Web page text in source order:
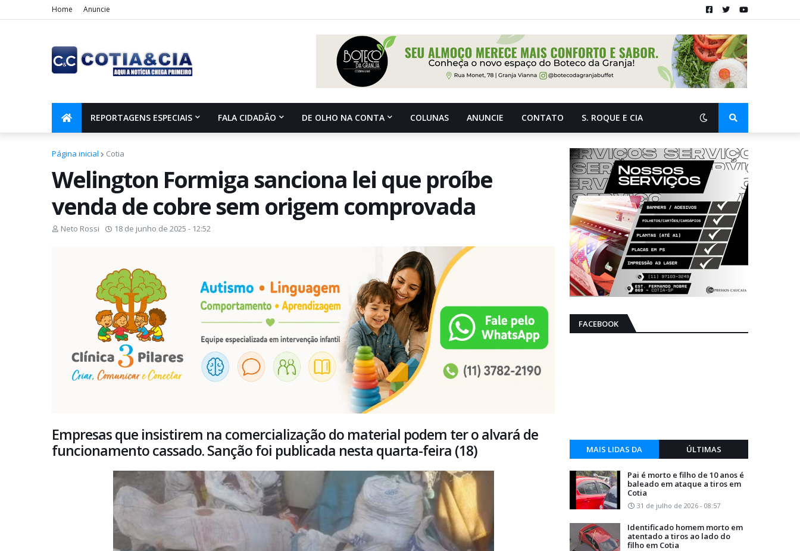
Home Anuncie
REPORTAGENS ESPECIAIS FALA CIDADÃO DE OLHO NA CONTA COLUNAS ANUNCIE CONTATO S. ROQUE E CIA
Página inicial Cotia
Welington Formiga sanciona lei que proíbe
venda de cobre sem origem comprovada
Neto Rossi 18 de junho de 2025 - 12:52
Empresas que insistirem na comercialização do material podem ter o alvará de
funcionamento cassado. Sanção foi publicada nesta quarta-feira (18)
FACEBOOK
MAIS LIDAS DA
SEMANA
ÚLTIMAS
Pai é morto e filho de 10 anos é
baleado em ataque a tiros em
Cotia
31 de julho de 2026 - 08:57
Identificado homem morto em
atentado a tiros ao lado do
filho em Cotia